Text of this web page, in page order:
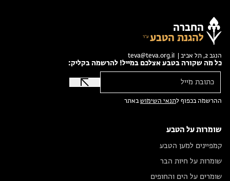
החברה
להגנת הטבע
הנגב 2, תל אביב | teva@teva.org.il
כל מה שקורה בטבע אצלכם במייל! להרשמה בקליק:
ההרשמה בכפוף לתנאי השימושבאתר
שומרות על הטבע
קמפיינים למען הטבע
שומרות על חיות הבר
שומרים על הים והחופים